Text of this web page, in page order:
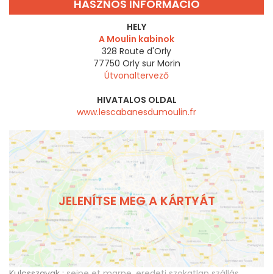
HASZNOS INFORMÁCIÓ
HELY
A Moulin kabinok
328 Route d'Orly
77750 Orly sur Morin
Útvonaltervező
HIVATALOS OLDAL
www.lescabanesdumoulin.fr
JELENÍTSE MEG A KÁRTYÁT